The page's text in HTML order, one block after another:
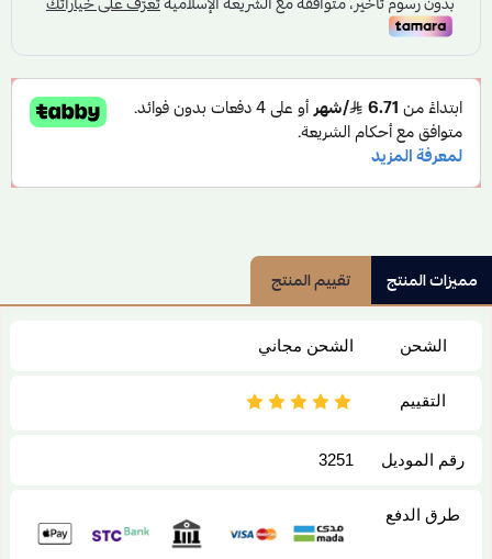
مميزات المنتج تقييم المنتج
الشحن الشحن مجاني
التقييم
رقم الموديل 3251
طرق الدفع